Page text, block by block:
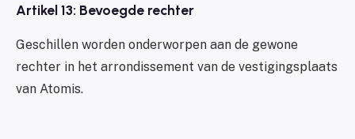
Artikel 13: Bevoegde rechter
Geschillen worden onderworpen aan de gewone
rechter in het arrondissement van de vestigingsplaats
van Atomis.